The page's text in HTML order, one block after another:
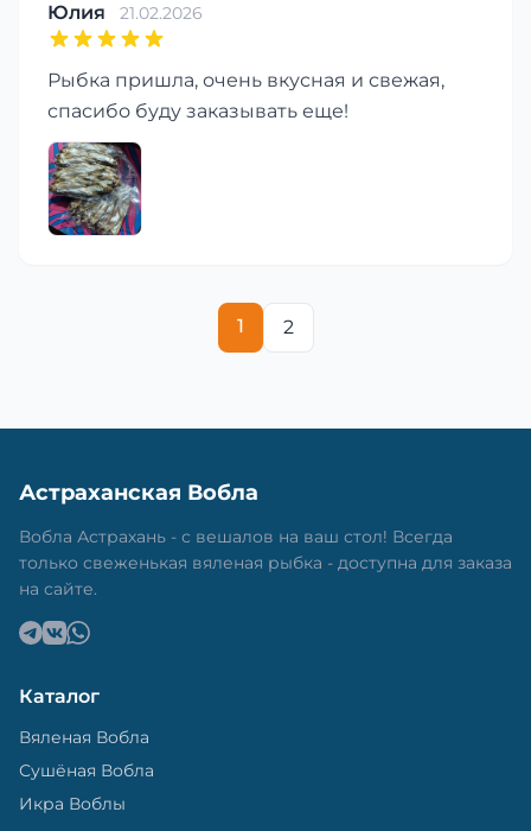
Юлия 21.02.2026
Рыбка пришла, очень вкусная и свежая,
спасибо буду заказывать еще!
1 2
Астраханская Вобла
Вобла Астрахань - с вешалов на ваш стол! Всегда
только свеженькая вяленая рыбка - доступна для заказа
на сайте.
Каталог
Вяленая Вобла
Сушёная Вобла
Икра Воблы